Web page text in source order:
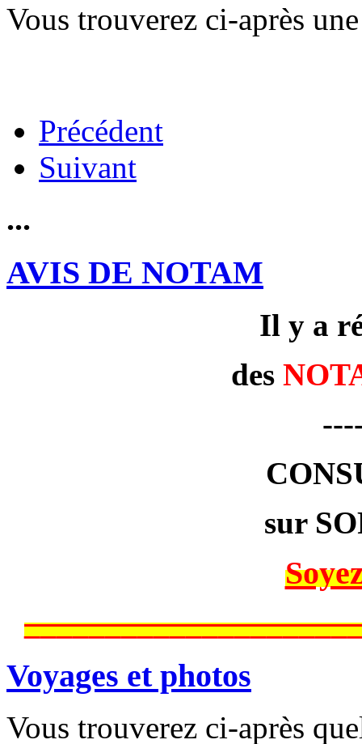
Vous trouverez ci-après
Précédent
Suivant
...
AVIS DE NOTAM
Il y a
des
sur
Voyages et photos
Vous trouverez ci-après